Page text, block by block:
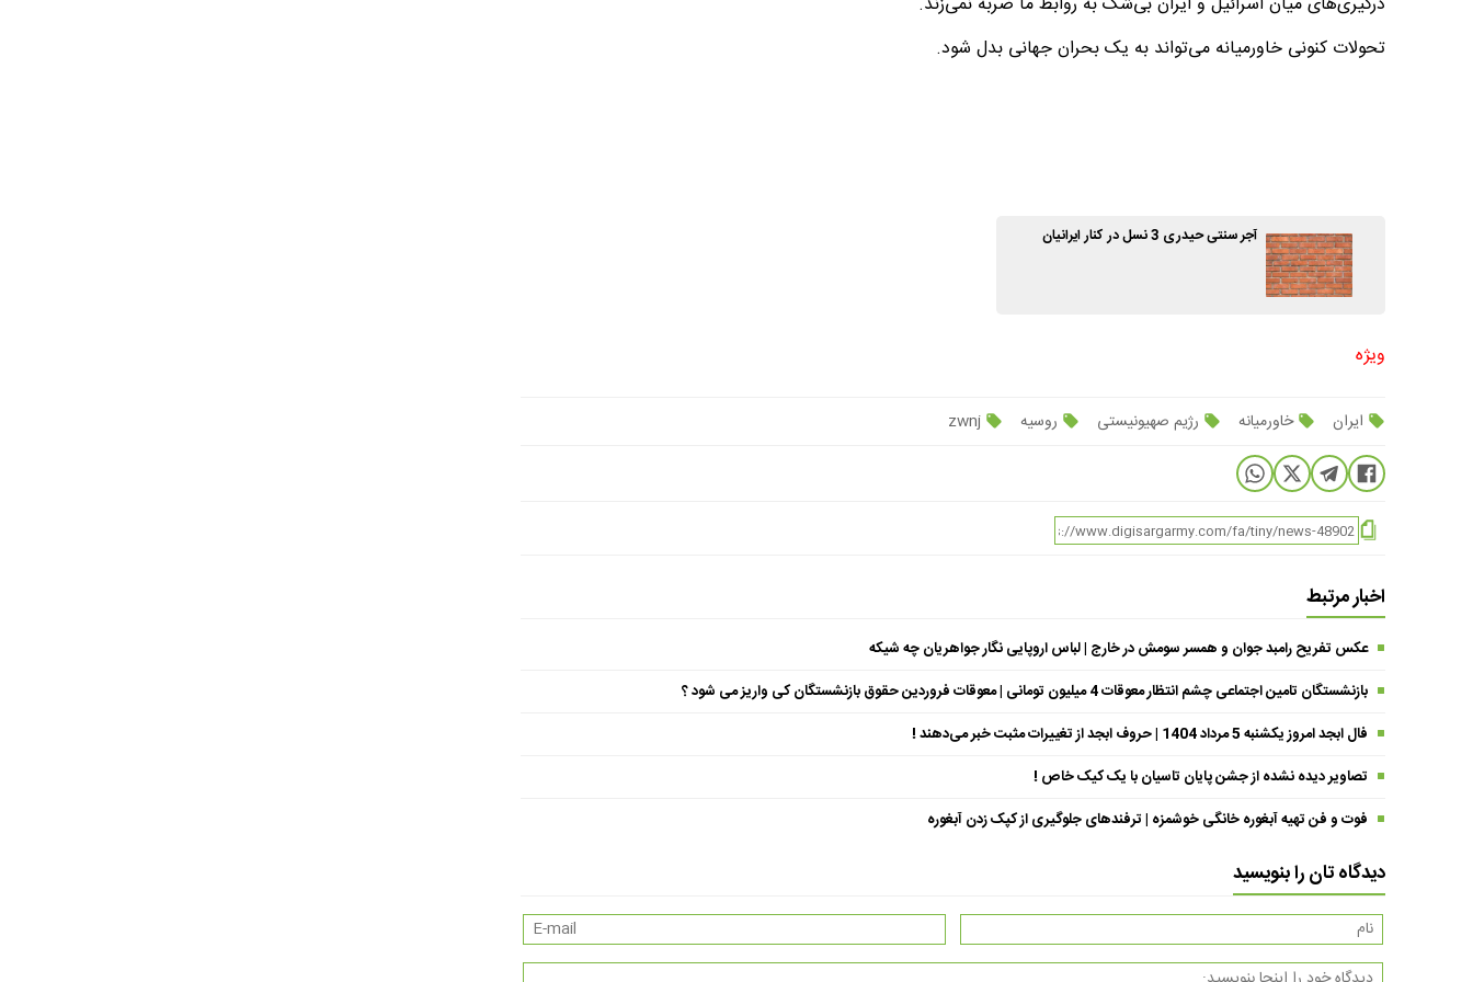
تحولات کنونی خاورمیانه می‌تواند به یک بحران جهانی بدل شود.
آجر سنتی حیدری 3 نسل در کنار ایرانیان
ویژه
ایران خاورمیانه رژیم صهیونیستی روسیه
اخبار مرتبط
عکس تفریح رامبد جوان و همسر سومش در خارج | لباس اروپایی نگار جواهریان چه شیکه
بازنشستگان تامین اجتماعی چشم انتظار معوقات 4 میلیون تومانی | معوقات فروردین حقوق بازنشستگان کی واریز می شود ؟
فال ابجد امروز یکشنبه 5 مرداد 1404 | حروف ابجد از تغییرات مثبت خبر می‌دهند !
تصاویر دیده نشده از جشن پایان تاسیان با یک کیک خاص !
فوت و فن تهیه آبغوره خانگی خوشمزه | ترفندهای جلوگیری از کپک زدن آبغوره
دیدگاه تان را بنویسید